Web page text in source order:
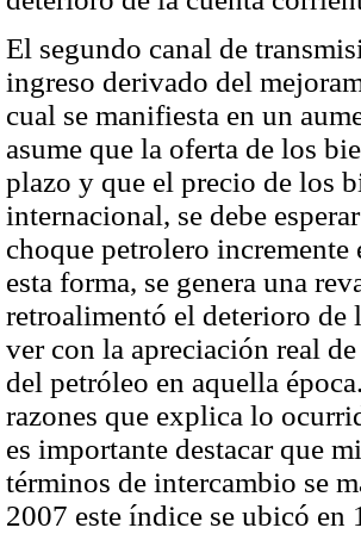
El segundo canal de
ingreso derivado del
cual se manifiesta en un
asume que la oferta de los
plazo y que el precio de los
internacional, se debe
choque petrolero
esta forma, se genera una
retroalimentó el deterioro de
ver con la apreciación real
del petróleo en aquella
razones que explica lo
es importante destacar que
términos de intercambio se
2007 este índice se ubicó en